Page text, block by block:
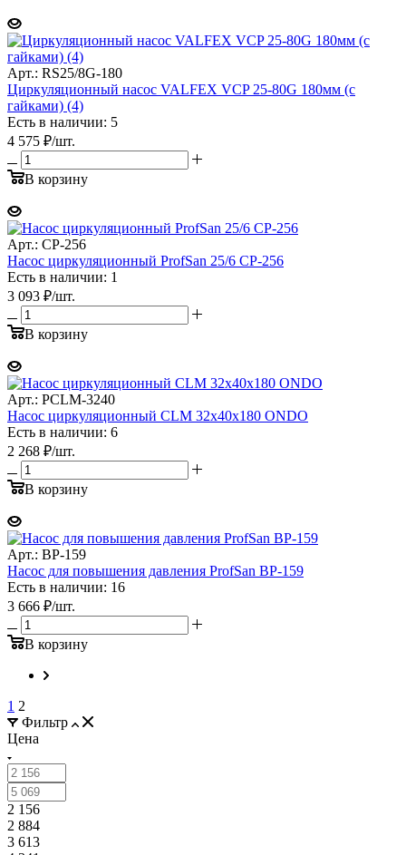
Арт.: RS25/8G-180
Циркуляционный насос VALFEX VCP 25-80G 180мм (с
гайками) (4)
Есть в наличии: 5
4 575 ₽/шт.
В корзину
Арт.: CP-256
Насос циркуляционный ProfSan 25/6 CP-256
Есть в наличии: 1
3 093 ₽/шт.
В корзину
Арт.: PCLM-3240
Насос циркуляционный CLM 32x40x180 ONDO
Есть в наличии: 6
2 268 ₽/шт.
В корзину
Арт.: BP-159
Насос для повышения давления ProfSan BP-159
Есть в наличии: 16
3 666 ₽/шт.
В корзину
1 2
Фильтр
Цена
2 156
2 884
3 613